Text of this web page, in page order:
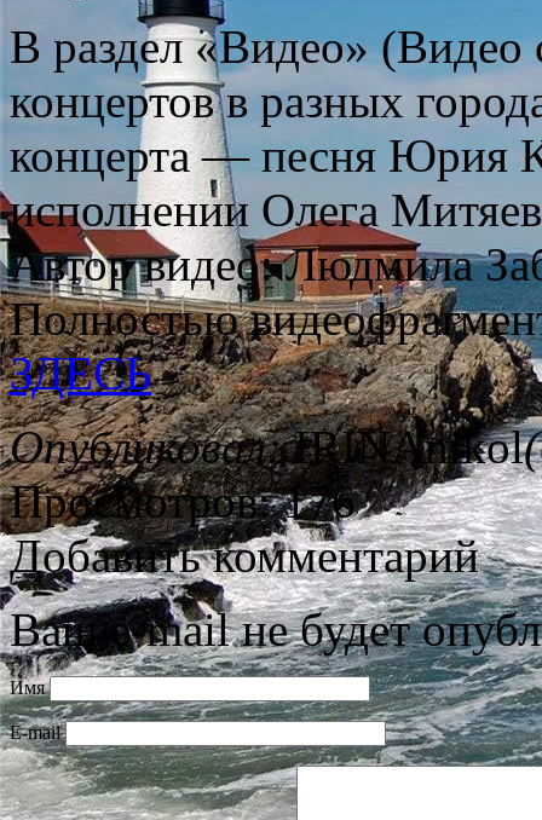
В раздел «Видео» (Видео
концертов в разных
концерта — песня Юрия
исполнении Олега
Автор видео: Людмила
Полностью
ЗДЕСЬ
Опубликовал:IRINAnikol
Просмотров: 176
Добавить комментарий
Ваш e-mail не будет
Имя
E-mail